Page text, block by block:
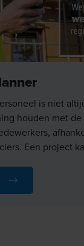
is niet
houden met
Een project
tijd en kan een
en e-mails.